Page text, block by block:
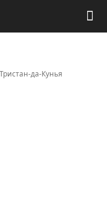
да-Кунья